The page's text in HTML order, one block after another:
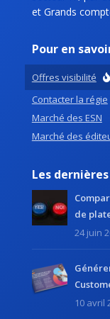
et Grands
Pour en
Offres visibilité
Contacter la régie
Marché des ESN
Marché des
Les
de
24 juin
10 avril